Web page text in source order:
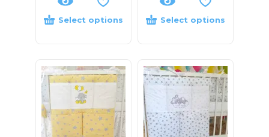
Select options Select options